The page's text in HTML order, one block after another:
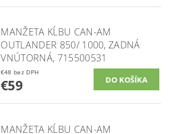
MANŽETA KĹBU CAN-AM
OUTLANDER 850/ 1000, ZADNÁ
VNÚTORNÁ, 715500531
€48 bez DPH
€59
MANŽETA KĹBU CAN-AM